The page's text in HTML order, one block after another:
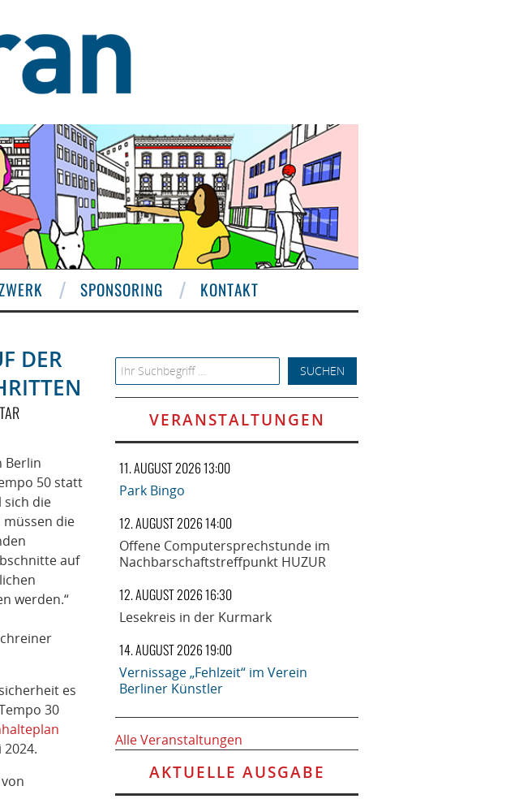
SPONSORING KONTAKT
DER
Berlin
50 statt
sich die
die
auf
werden.“
es
30
Search for:
VERANSTALTUNGEN
11. AUGUST 2026 13:00
Park Bingo
12. AUGUST 2026 14:00
Offene Computersprechstunde im
Nachbarschaftstreffpunkt HUZUR
12. AUGUST 2026 16:30
Lesekreis in der Kurmark
14. AUGUST 2026 19:00
Vernissage „Fehlzeit“ im Verein
Berliner Künstler
Alle Veranstaltungen
AKTUELLE AUSGABE